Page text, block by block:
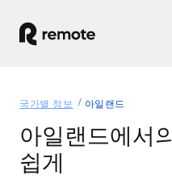
글로벌 고용
솔루션
국가별 정보 아일랜드
아일랜드에서
쉽게